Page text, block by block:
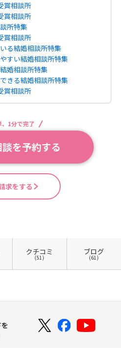
賞相談所
賞相談所
所特集
賞相談所
る結婚相談所特集
すい結婚相談所特集
婚相談所特集
きる結婚相談所特集
賞相談所
、1分で完了
を予約する
求をする
クチコミ
(51)
ブログ
(61)